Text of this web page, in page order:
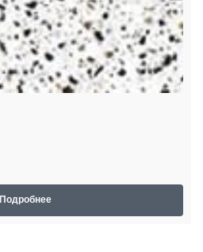
Подробнее